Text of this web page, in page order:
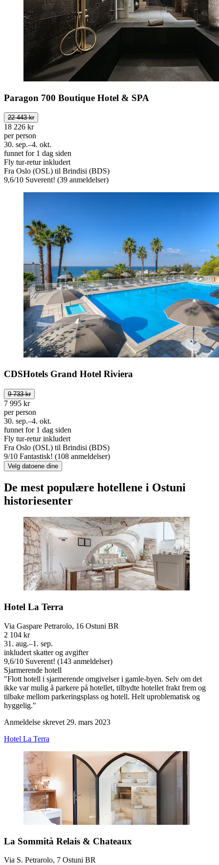
Paragon 700 Boutique Hotel & SPA
22 443 kr
18 226 kr
per person
30. sep.–4. okt.
funnet for 1 dag siden
Fly tur-retur inkludert
Fra Oslo (OSL) til Brindisi (BDS)
9,6/10 Suverent! (39 anmeldelser)
CDSHotels Grand Hotel Riviera
9 733 kr
7 995 kr
per person
30. sep.–4. okt.
funnet for 1 dag siden
Fly tur-retur inkludert
Fra Oslo (OSL) til Brindisi (BDS)
9/10 Fantastisk! (108 anmeldelser)
Velg datoene dine
De mest populære hotellene i Ostuni
historiesenter
Hotel La Terra
Via Gaspare Petrarolo, 16 Ostuni BR
2 104 kr
31. aug.–1. sep.
inkludert skatter og avgifter
9,6/10 Suverent! (143 anmeldelser)
Sjarmerende hotell
"Flott hotell i sjarmerende omgivelser i gamle-byen. Selv om det
ikke var mulig å parkere på hotellet, tilbydte hotellet frakt frem og
tilbake mellom parkeringsplass og hotell. Helt uproblematisk og
hyggelig."
Anmeldelse skrevet 29. mars 2023
Hotel La Terra
La Sommità Relais & Chateaux
Via S. Petrarolo, 7 Ostuni BR